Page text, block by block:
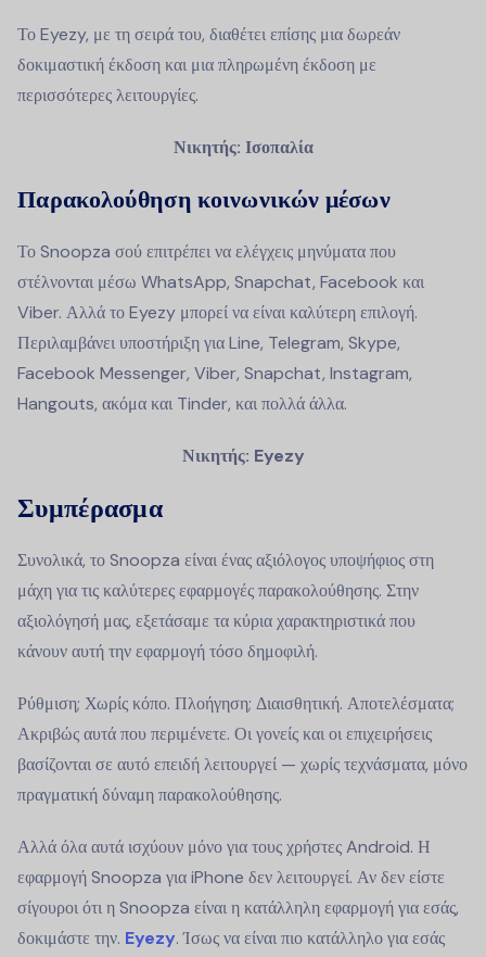
Το Eyezy, με τη σειρά του, διαθέτει επίσης μια δωρεάν
δοκιμαστική έκδοση και μια πληρωμένη έκδοση με
περισσότερες λειτουργίες.
Νικητής: Ισοπαλία
Παρακολούθηση κοινωνικών μέσων
Το Snoopza σού επιτρέπει να ελέγχεις μηνύματα που
στέλνονται μέσω WhatsApp, Snapchat, Facebook και
Viber. Αλλά το Eyezy μπορεί να είναι καλύτερη επιλογή.
Περιλαμβάνει υποστήριξη για Line, Telegram, Skype,
Facebook Messenger, Viber, Snapchat, Instagram,
Hangouts, ακόμα και Tinder, και πολλά άλλα.
Νικητής: Eyezy
Συμπέρασμα
Συνολικά, το Snoopza είναι ένας αξιόλογος υποψήφιος στη
μάχη για τις καλύτερες εφαρμογές παρακολούθησης. Στην
αξιολόγησή μας, εξετάσαμε τα κύρια χαρακτηριστικά που
κάνουν αυτή την εφαρμογή τόσο δημοφιλή.
Ρύθμιση; Χωρίς κόπο. Πλοήγηση; Διαισθητική. Αποτελέσματα;
Ακριβώς αυτά που περιμένετε. Οι γονείς και οι επιχειρήσεις
βασίζονται σε αυτό επειδή λειτουργεί — χωρίς τεχνάσματα, μόνο
πραγματική δύναμη παρακολούθησης.
Αλλά όλα αυτά ισχύουν μόνο για τους χρήστες Android. Η
εφαρμογή Snoopza για iPhone δεν λειτουργεί. Αν δεν είστε
σίγουροι ότι η Snoopza είναι η κατάλληλη εφαρμογή για εσάς,
δοκιμάστε την. Eyezy. Ίσως να είναι πιο κατάλληλο για εσάς